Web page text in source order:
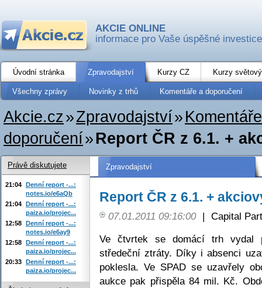
AKCIE ONLINE
informace pro Vaše úspěšné investice
Úvodní stránka Zpravodajství Kurzy CZ Kurzy
Všechny zprávy Novinky z trhů Komentáře a doporučení
Akcie.cz»Zpravodajství»
doporučení»Report ČR z 6.1. +
Zpravodajství
Report ČR z 6.1. +
07.01.2011 09:16:00 | Capital
Ve čtvrtek se domácí trh vydal
středeční ztráty. Díky i absenci
poklesla. Ve SPAD se uzavřely
aukce pak přispěla 84 mil. Kč.
Právě diskutujete
21:04 Denní report -...:
notes.io/e6aQb
21:04 Denní report -...:
paiza.io/projec...
12:58 Denní report -...:
notes.io/e6ay9
12:58 Denní report -...:
paiza.io/projec...
20:33 Denní report -...:
paiza.io/projec...